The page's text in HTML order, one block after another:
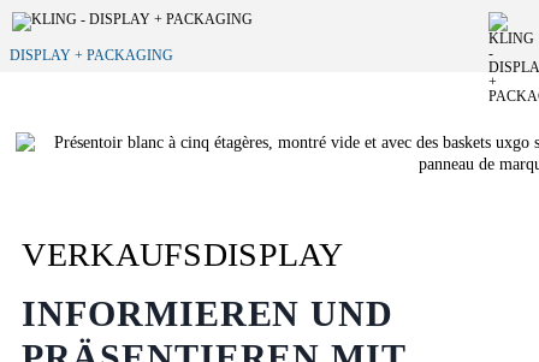
DISPLAY + PACKAGING
VERKAUFSDISPLAY
INFORMIEREN UND